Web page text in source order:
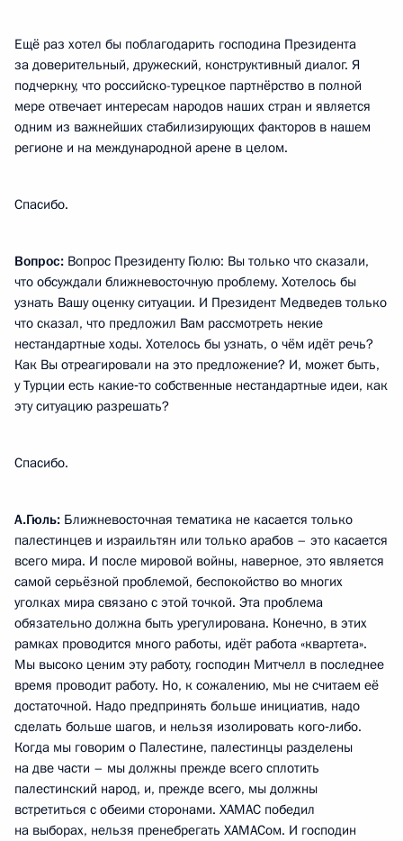
Ещё раз хотел бы поблагодарить господина Президента
за доверительный, дружеский, конструктивный диалог. Я
подчеркну, что российско-турецкое партнёрство в полной
мере отвечает интересам народов наших стран и является
одним из важнейших стабилизирующих факторов в нашем
регионе и на международной арене в целом.
Спасибо.
Вопрос: Вопрос Президенту Гюлю: Вы только что сказали,
что обсуждали ближневосточную проблему. Хотелось бы
узнать Вашу оценку ситуации. И Президент Медведев только
что сказал, что предложил Вам рассмотреть некие
нестандартные ходы. Хотелось бы узнать, о чём идёт речь?
Как Вы отреагировали на это предложение? И, может быть,
у Турции есть какие‑то собственные нестандартные идеи, как
эту ситуацию разрешать?
Спасибо.
А.Гюль: Ближневосточная тематика не касается только
палестинцев и израильтян или только арабов – это касается
всего мира. И после мировой войны, наверное, это является
самой серьёзной проблемой, беспокойство во многих
уголках мира связано с этой точкой. Эта проблема
обязательно должна быть урегулирована. Конечно, в этих
рамках проводится много работы, идёт работа «квартета».
Мы высоко ценим эту работу, господин Митчелл в последнее
время проводит работу. Но, к сожалению, мы не считаем её
достаточной. Надо предпринять больше инициатив, надо
сделать больше шагов, и нельзя изолировать кого‑либо.
Когда мы говорим о Палестине, палестинцы разделены
на две части – мы должны прежде всего сплотить
палестинский народ, и, прежде всего, мы должны
встретиться с обеими сторонами. ХАМАС победил
на выборах, нельзя пренебрегать ХАМАСом. И господин